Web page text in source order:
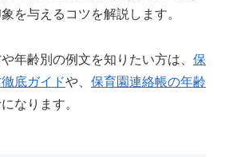
を与えるコツを解説します。
年齢別の例文を知りたい方は、 保
底ガイドや、 保育園連絡帳の年齢
なります。